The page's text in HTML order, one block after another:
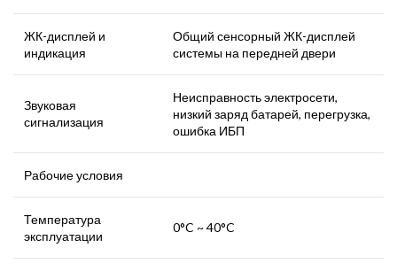
ЖК-дисплей и
индикация
Общий сенсорный ЖК-дисплей
системы на передней двери
Звуковая
сигнализация
Неисправность электросети,
низкий заряд батарей, перегрузка,
ошибка ИБП
Рабочие условия
Температура
эксплуатации
0°C ~ 40°C